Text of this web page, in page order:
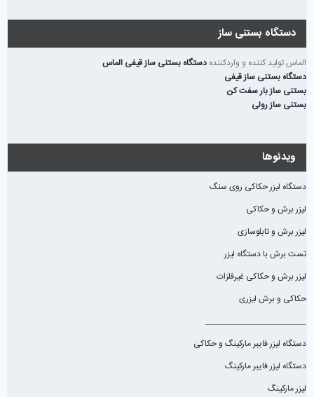
ویدئوها
دستگاه لیزر حکاکی روی سنگ
لیزر برش و تابلوسازی
تست برش با دستگاه لیزر
لیزر برش و حکاکی غیرفلزات
حکاکی و برش لیزری
________________________
دستگاه لیزر فایبر مارکینگ و حکاکی
دستگاه لیزر فایبر مارکینگ
لیزر مارکینگ
_________________________
لیزر تمیز کننده
لیزر زنگ زدا